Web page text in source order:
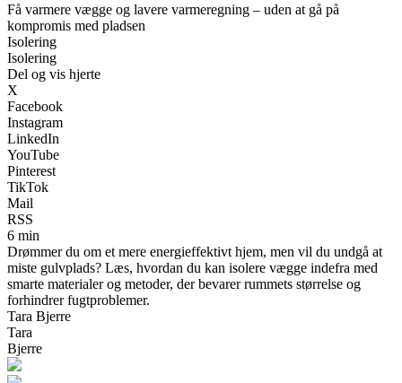
Få varmere vægge og lavere varmeregning – uden at gå på
kompromis med pladsen
Isolering
Isolering
Del og vis hjerte
X
Facebook
Instagram
LinkedIn
YouTube
Pinterest
TikTok
Mail
RSS
6 min
Drømmer du om et mere energieffektivt hjem, men vil du undgå at
miste gulvplads? Læs, hvordan du kan isolere vægge indefra med
smarte materialer og metoder, der bevarer rummets størrelse og
forhindrer fugtproblemer.
Tara Bjerre
Tara
Bjerre